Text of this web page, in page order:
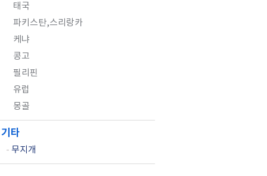
태국
파키스탄,스리랑카
케냐
콩고
필리핀
유럽
몽골
기타
- 무지개